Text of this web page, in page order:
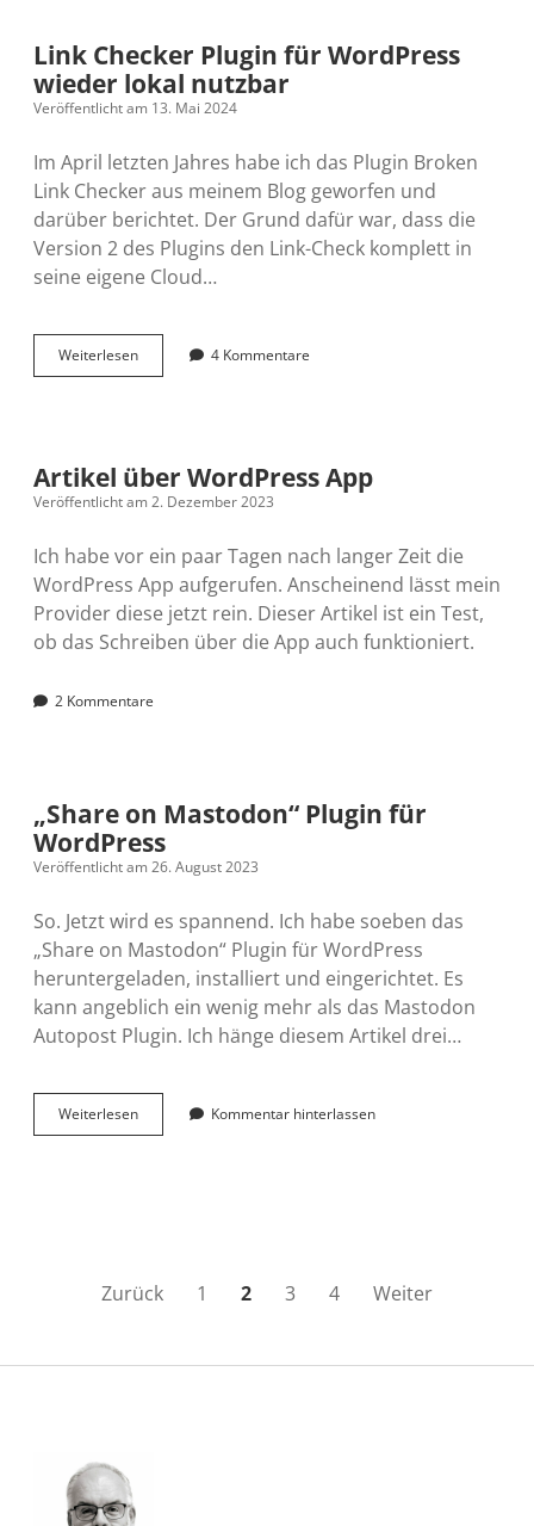
unter
WordPress
Link Checker Plugin für WordPress
wieder lokal nutzbar
Veröffentlicht am 13. Mai 2024
Im April letzten Jahres habe ich das Plugin Broken
Link Checker aus meinem Blog geworfen und
darüber berichtet. Der Grund dafür war, dass die
Version 2 des Plugins den Link-Check komplett in
seine eigene Cloud…
WeiterlesenLink
Checker
lokal
nutzbar
4 Kommentare
Artikel über WordPress App
Veröffentlicht am 2. Dezember 2023
Ich habe vor ein paar Tagen nach langer Zeit die
WordPress App aufgerufen. Anscheinend lässt mein
Provider diese jetzt rein. Dieser Artikel ist ein Test,
ob das Schreiben über die App auch funktioniert.
2 Kommentare
„Share on Mastodon“ Plugin für
WordPress
Veröffentlicht am 26. August 2023
So. Jetzt wird es spannend. Ich habe soeben das
„Share on Mastodon“ Plugin für WordPress
heruntergeladen, installiert und eingerichtet. Es
kann angeblich ein wenig mehr als das Mastodon
Autopost Plugin. Ich hänge diesem Artikel drei…
Weiterlesen„Share
on
Kommentar hinterlassen
Seitennummerierung
Zurück 1 2 3 4 Weiter
Sidebar